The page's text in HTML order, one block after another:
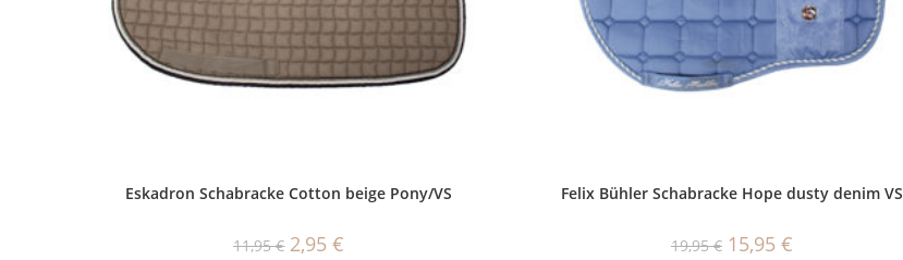
Eskadron Schabracke Cotton beige Pony/VS
11,95€ Ursprünglicher
Preis
2,95€
Felix Bühler Schabracke Hope dusty denim VS
19,95€ Ursprünglicher
Preis
15,95 €Aktueller
Preis